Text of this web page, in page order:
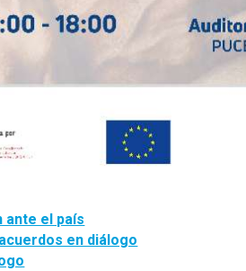
ante el país
en diálogo